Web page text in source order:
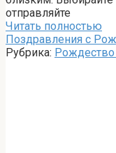
отправляйте
Читать полностью
Поздравления с
Рубрика: Рождество